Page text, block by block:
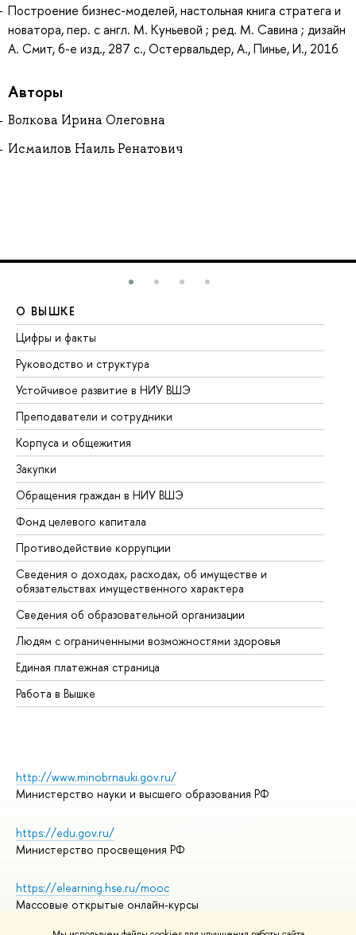
Построение бизнес-моделей, настольная книга стратега и
новатора, пер. с англ. М. Куньевой ; ред. М. Савина ; дизайн
А. Смит, 6-е изд., 287 с., Остервальдер, А., Пинье, И., 2016
Авторы
Волкова Ирина Олеговна
Исмаилов Наиль Ренатович
О ВЫШКЕ
Цифры и факты
Руководство и структура
Устойчивое развитие в НИУ ВШЭ
Преподаватели и сотрудники
Корпуса и общежития
Закупки
Обращения граждан в НИУ ВШЭ
Фонд целевого капитала
Противодействие коррупции
Сведения о доходах, расходах, об имуществе и
обязательствах имущественного характера
Сведения об образовательной организации
Людям с ограниченными возможностями здоровья
Единая платежная страница
Работа в Вышке
http://www.minobrnauki.gov.ru/
Министерство науки и высшего образования РФ
https://edu.gov.ru/
Министерство просвещения РФ
https://elearning.hse.ru/mooc
Массовые открытые онлайн-курсы